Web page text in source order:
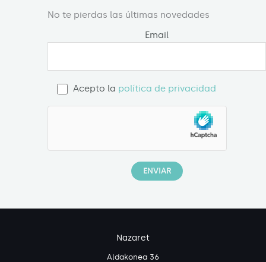
No te pierdas las últimas novedades
Email
Acepto la política de privacidad
Nazaret
Aldakonea 36